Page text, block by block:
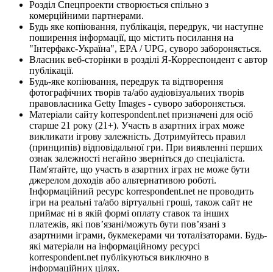
Розділ Спецпроекти створюється спільно з
комерційними партнерами.
Будь яке копіювання, публікація, передрук, чи наступне
поширення інформації, що містить посилання на
"Інтерфакс-Україна", EPA / UPG, суворо забороняється.
Власник веб-сторінки в розділі Я-Корреспондент є автор
публікації.
Будь-яке копіювання, передрук та відтворення
фотографічних творів та/або аудіовізуальних творів
правовласника Getty Images - суворо забороняється.
Матеріали сайту korrespondent.net призначені для осіб
старше 21 року (21+). Участь в азартних іграх може
викликати ігрову залежність. Дотримуйтесь правил
(принципів) відповідальної гри. При виявленні перших
ознак залежності негайно зверніться до спеціаліста.
Пам'ятайте, що участь в азартних іграх не може бути
джерелом доходів або альтернативою роботі.
Інформаційний ресурс korrespondent.net не проводить
ігри на реальні та/або віртуальні гроші, також сайт не
приймає ні в якій формі оплату ставок та інших
платежів, які пов’язані/можуть бути пов’язані з
азартними іграми, букмекерами чи тоталізаторами. Будь-
які матеріали на інформаційному ресурсі
korrespondent.net публікуються виключно в
інформаційних цілях.